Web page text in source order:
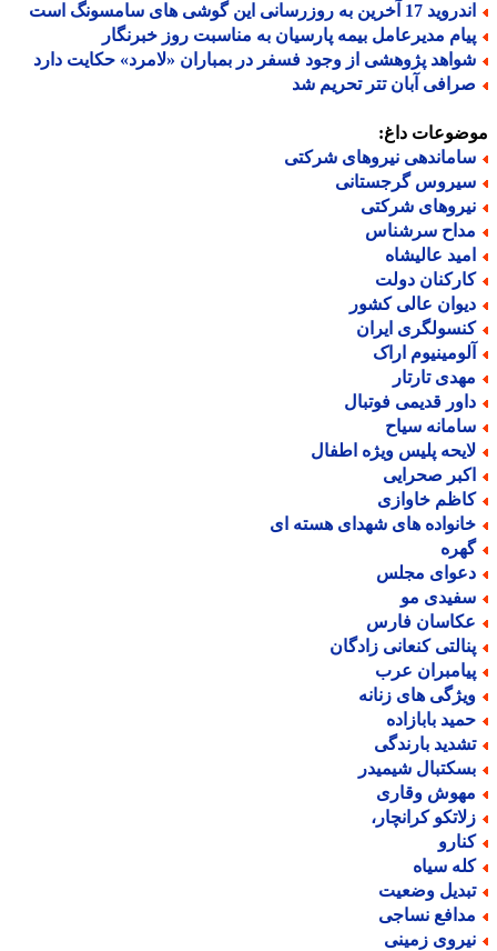
آخرین به روزرسانی این گوشی های سامسونگ است
مدیرعامل بیمه پارسیان به مناسبت روز خبرنگار
پژوهشی از وجود فسفر در بمباران «لامرد» حکایت دارد
آبان تتر تحریم شد
داغ:
نیروهای شرکتی
گرجستانی
شرکتی
سرشناس
عالیشاه
دولت
عالی کشور
ایران
اراک
تارتار
قدیمی فوتبال
سیاح
پلیس ویژه اطفال
صحرایی
خاوازی
های شهدای هسته ای
مجلس
مو
فارس
کنعانی زادگان
عرب
های زنانه
بابازاده
بارندگی
شیمیدر
وقاری
کرانچار،
سیاه
وضعیت
نساجی
زمینی